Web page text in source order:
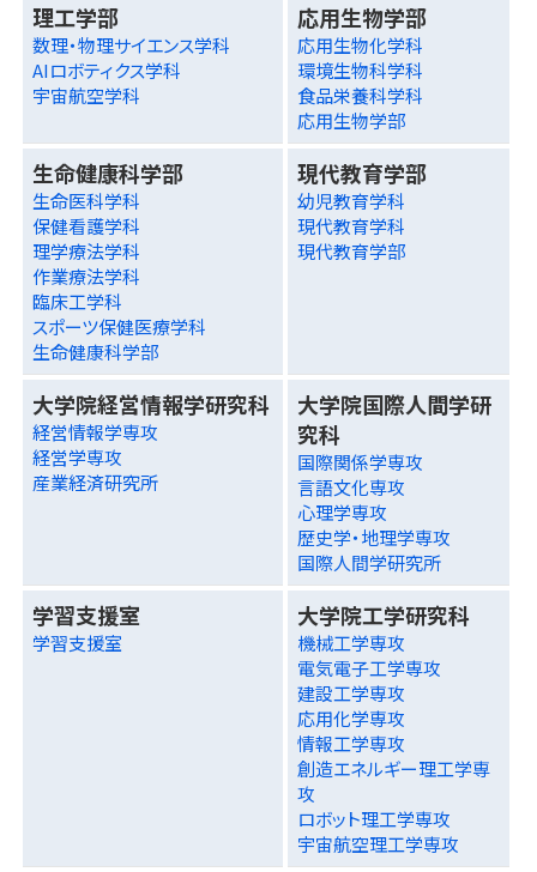
理工学部
数理・物理サイエンス学科
AIロボティクス学科
宇宙航空学科
応用生物学部
応用生物化学科
環境生物科学科
食品栄養科学科
応用生物学部
生命健康科学部
生命医科学科
保健看護学科
理学療法学科
作業療法学科
臨床工学科
スポーツ保健医療学科
生命健康科学部
現代教育学部
幼児教育学科
現代教育学科
現代教育学部
大学院経営情報学研究科
経営情報学専攻
経営学専攻
産業経済研究所
大学院国際人間学研
究科
国際関係学専攻
言語文化専攻
心理学専攻
歴史学・地理学専攻
国際人間学研究所
学習支援室
学習支援室
大学院工学研究科
機械工学専攻
電気電子工学専攻
建設工学専攻
応用化学専攻
情報工学専攻
創造エネルギー理工学専
攻
ロボット理工学専攻
宇宙航空理工学専攻